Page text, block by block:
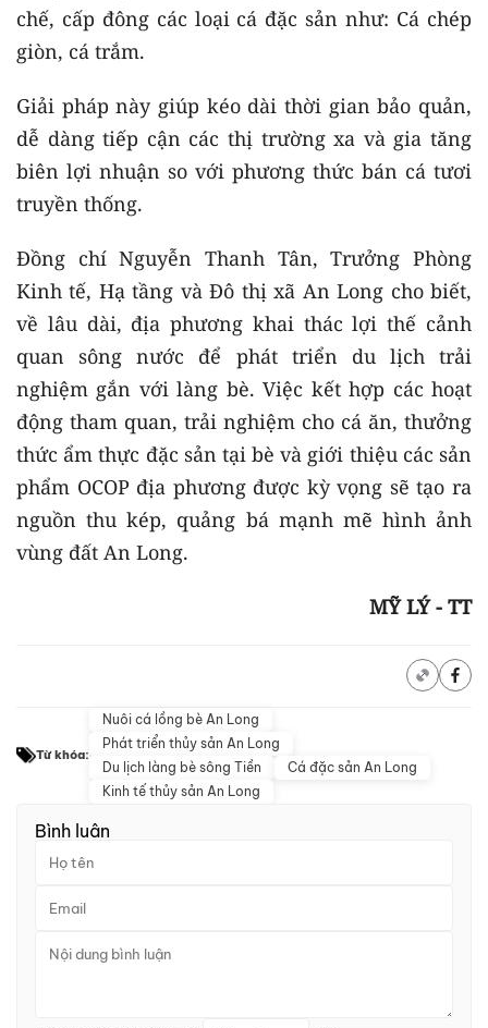
chế, cấp đông các loại cá đặc sản như: Cá chép
giòn, cá trắm.
Giải pháp này giúp kéo dài thời gian bảo quản,
dễ dàng tiếp cận các thị trường xa và gia tăng
biên lợi nhuận so với phương thức bán cá tươi
truyền thống.
Đồng chí Nguyễn Thanh Tân, Trưởng Phòng
Kinh tế, Hạ tầng và Đô thị xã An Long cho biết,
về lâu dài, địa phương khai thác lợi thế cảnh
quan sông nước để phát triển du lịch trải
nghiệm gắn với làng bè. Việc kết hợp các hoạt
động tham quan, trải nghiệm cho cá ăn, thưởng
thức ẩm thực đặc sản tại bè và giới thiệu các sản
phẩm OCOP địa phương được kỳ vọng sẽ tạo ra
nguồn thu kép, quảng bá mạnh mẽ hình ảnh
vùng đất An Long.
MỸ LÝ - TT
Từ khóa:
Nuôi cá lồng bè An Long
Phát triển thủy sản An Long
Du lịch làng bè sông Tiền
Cá đặc sản An Long
Kinh tế thủy sản An Long
Bình luận